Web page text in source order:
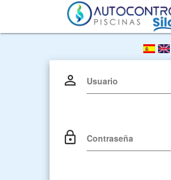
Usuario
Contraseña